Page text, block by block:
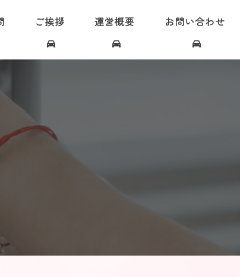
ご挨拶 運営概要 お問い合わせ